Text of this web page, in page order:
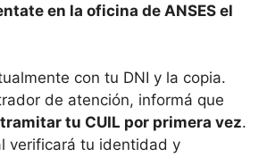
en la oficina de ANSES el
con tu DNI y la copia.
de atención, informá que
tramitar tu CUIL por primera vez.
verificará tu identidad y